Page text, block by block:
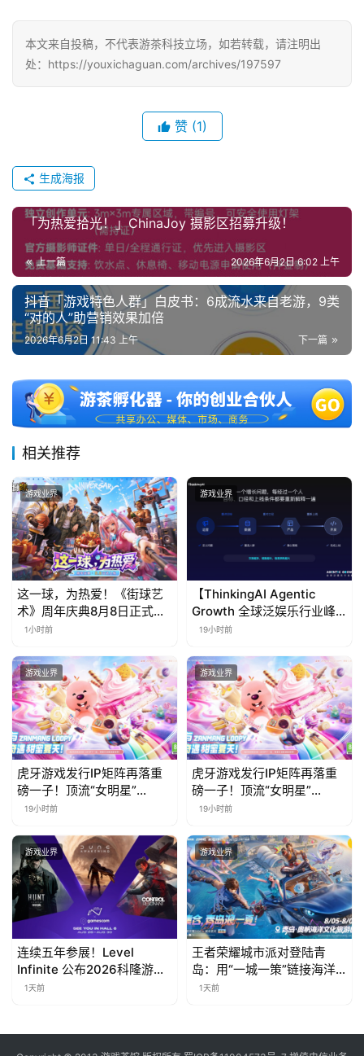
本文来自投稿，不代表游茶科技立场，如若转载，请注明出
处：https://youxichaguan.com/archives/197597
赞 (1)
生成海报
「为热爱拾光！」ChinaJoy 摄影区招募升级！
上一篇 2026年6月2日 6:02 上午
抖音「游戏特色人群」白皮书：6成流水来自老游，9类
“对的人”助营销效果加倍
下一篇
2026年6月2日 11:43 上午
相关推荐
游戏业界
这一球，为热爱！《街球艺
术》周年庆典8月8日正式上
线，多重福利与全新内容同
1小时前
游戏业界
【ThinkingAI Agentic
Growth 全球泛娱乐行业峰
会】Agent 时代，人到底负
19小时前
游戏业界
虎牙游戏发行IP矩阵再落重
磅一子！顶流“女明星”
ZANMANG LOOPY 正版3D
曝光
19小时前
游戏业界
虎牙游戏发行IP矩阵再落重
磅一子！顶流“女明星”
ZANMANG LOOPY 正版3D
曝光
19小时前
游戏业界
连续五年参展！Level
Infinite 公布2026科隆游戏
展产品阵容
1天前
游戏业界
王者荣耀城市派对登陆青
岛：用“一城一策”链接海洋
场景，以双向奔赴带动夏日
1天前